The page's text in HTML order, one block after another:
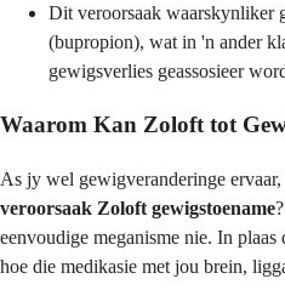
Dit veroorsaak waarskynliker
(bupropion), wat in 'n ander
gewigsverlies geassosieer
Waarom Kan Zoloft tot
As jy wel gewigveranderinge
veroorsaak Zoloft gewigstoename
eenvoudige meganisme nie. In
hoe die medikasie met jou brein,